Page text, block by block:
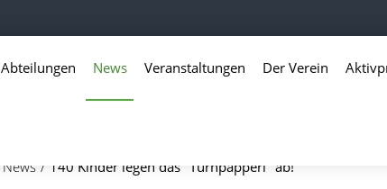
Abteilungen News Veranstaltungen Der Verein
News 140 Kinder legen das "Turnpapperl" ab!